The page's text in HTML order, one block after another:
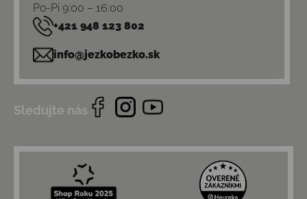
Po-Pi 9:00 – 16:00
+421 948 123 802
info@jezkobezko.sk
Sledujte nás